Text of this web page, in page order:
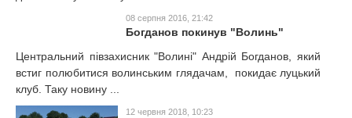
08 серпня 2016, 21:42
Богданов покинув "Волинь"
Центральний півзахисник "Волині" Андрій Богданов, який
встиг полюбитися волинським глядачам, покидає луцький
клуб. Таку новину ...
12 червня 2018, 10:23